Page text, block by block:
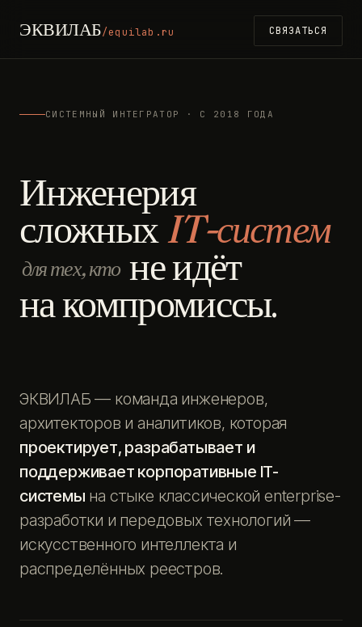
ЭКВИЛАБ/equilab.ru СВЯЗАТЬСЯ
СИСТЕМНЫЙ ИНТЕГРАТОР · С 2018 ГОДА
Инженерия
сложныхIT-систем
для тех, кто не идёт
на компромиссы.
ЭКВИЛАБ — команда инженеров,
архитекторов и аналитиков, которая
проектирует, разрабатывает и
поддерживает корпоративные IT-
системы на стыке классической enterprise-
разработки и передовых технологий —
искусственного интеллекта и
распределённых реестров.